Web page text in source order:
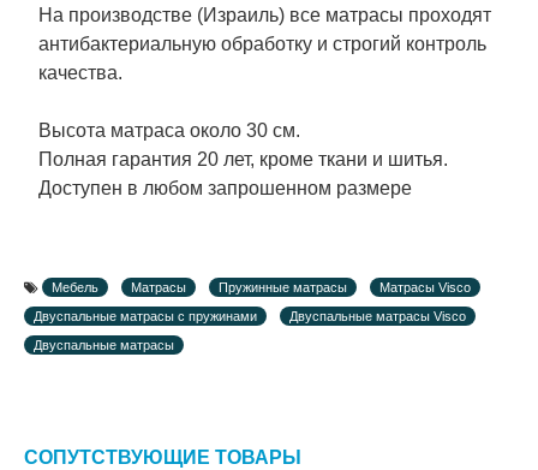
На производстве (Израиль) все матрасы проходят
антибактериальную обработку и строгий контроль
качества.
Высота матраса около 30 см.
Полная гарантия 20 лет, кроме ткани и шитья.
Доступен в любом запрошенном размере
Мебель Матрасы Пружинные матрасы
Матрасы Visco
Двуспальные матрасы с пружинами
Двуспальные матрасы Visco
Двуспальные матрасы
СОПУТСТВУЮЩИЕ ТОВАРЫ